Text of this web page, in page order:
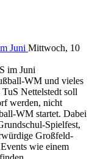
Juni Mittwoch, 10
WM und vieles
Nettelstedt soll
werden, nicht
WM startet. Dabei
Spielfest,
Großfeld-
wie einem